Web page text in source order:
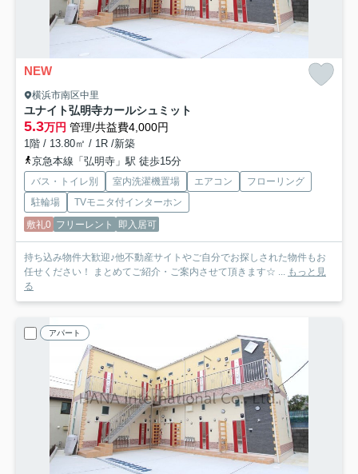
NEW
横浜市南区中里
ユナイト弘明寺カールシュミット
5.3万円 管理/共益費4,000円
1階 / 13.80㎡ / 1R /新築
京急本線「弘明寺」駅 徒歩15分
バス・トイレ別 室内洗濯機置場 エアコン
フローリング
駐輪場
TVモニタ付インターホン
敷礼0 フリーレント 即入居可
持ち込み物件大歓迎♪他不動産サイトやご自分でお探しされた物件もお
任せください！ まとめてご紹介・ご案内させて頂きます☆ ... もっと見
る
アパート